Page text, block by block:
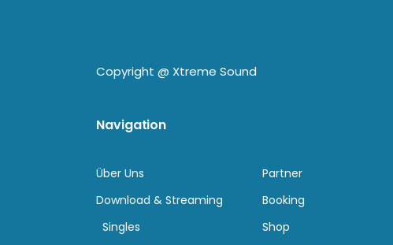
Copyright @ Xtreme Sound
Navigation
Über Uns
Download & Streaming
Singles
Partner
Booking
Shop